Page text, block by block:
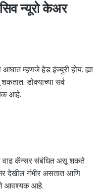
न्यूरो केअर
म्हणजे हेड इंज्युरी होय. ह्या
डोक्याच्या सर्व
आहे.
वाढ कॅन्सर संबंधित असू शकते
देखील गंभीर असतात आणि
आवश्यक आहे.